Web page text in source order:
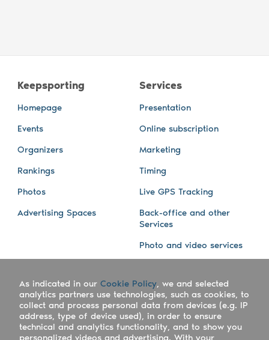
Keepsporting
Homepage
Events
Organizers
Rankings
Photos
Advertising Spaces
Services
Presentation
Online subscription
Marketing
Timing
Live GPS Tracking
Back-office and other
Services
Photo and video services
Company
Work with us
Keepsporting Worldwide
Blog
Facebook
Instagram
As indicated in our Cookie Policy, we and selected
analytics partners use technologies, such as cookies, to
collect and process personal data from devices (e.g. IP
address, type of device used), in order to ensure
technical and analytics functionality, and to show you
personalized videos and advertising. With your